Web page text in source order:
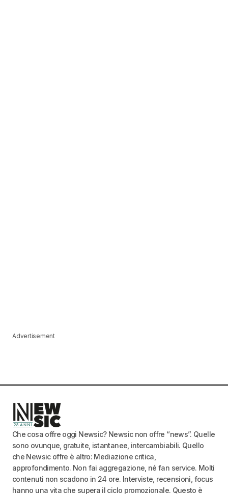
Advertisement
Che cosa offre oggi Newsic? Newsic non offre “news”. Quelle
sono ovunque, gratuite, istantanee, intercambiabili. Quello
che Newsic offre è altro: Mediazione critica,
approfondimento. Non fai aggregazione, né fan service. Molti
contenuti non scadono in 24 ore. Interviste, recensioni, focus
hanno una vita che supera il ciclo promozionale. Questo è